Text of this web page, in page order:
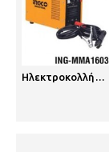
Ηλεκτροκολλήσεις